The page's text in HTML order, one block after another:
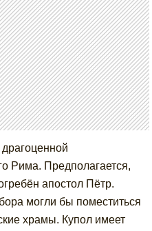
Рима. Предполагается,
апостол Пётр.
могли бы поместиться
храмы. Купол имеет